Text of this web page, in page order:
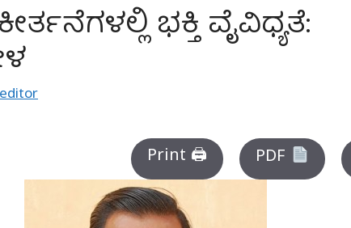
ಭಕ್ತಿ ವೈವಿಧ್ಯತೆ:
editor
Print 🖨 PDF